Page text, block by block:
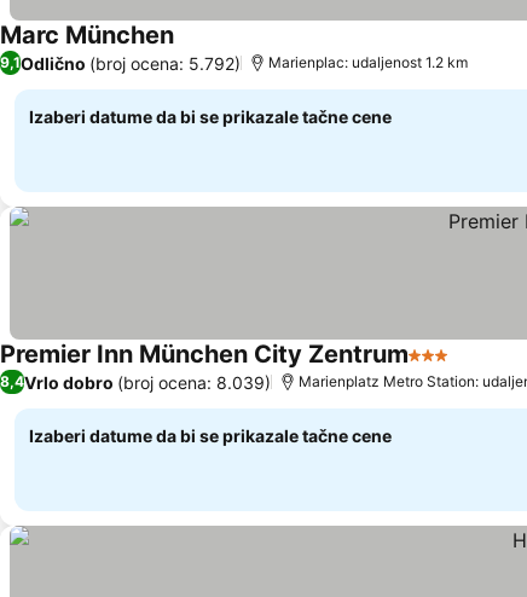
Marc München
9,1Odlično (broj ocena: 5.792) Marienplac: udaljenost 1.2 km
Izaberi datume da bi se prikazale tačne cene
Premier Inn München City Zentrum3 Zvezdice
8,4Vrlo dobro (broj ocena: 8.039) Marienplatz Metro Station:
Izaberi datume da bi se prikazale tačne cene